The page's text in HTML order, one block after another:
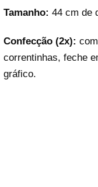
Tamanho: 44 cm de
Confecção (2x):
correntinhas, feche
gráfico.